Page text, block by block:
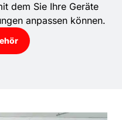
dem Sie Ihre Geräte
anpassen können.